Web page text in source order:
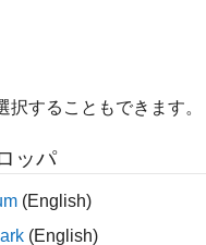
することもできます。
ッパ
(English)
(English)